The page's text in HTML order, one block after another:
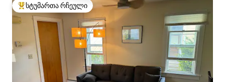
სტუმართა რჩეული მოწინავე ვარიანტი
სტუმართა რჩეული